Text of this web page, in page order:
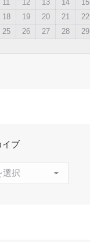
11 12 13 14 15
18 19 20 21 22
25 26 27 28 29
イブ